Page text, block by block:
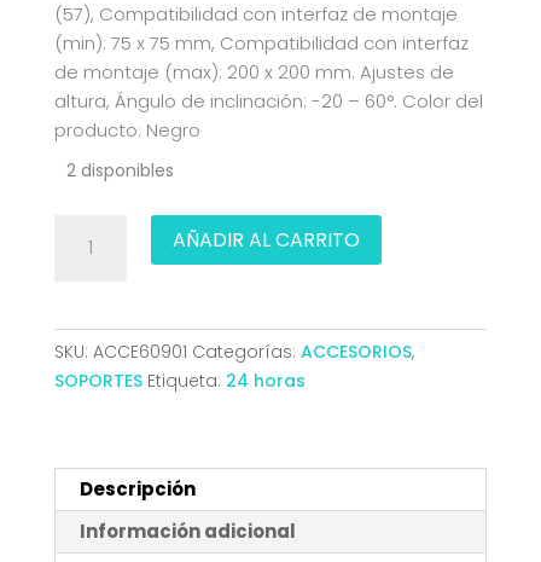
(57), Compatibilidad con interfaz de montaje
(min): 75 x 75 mm, Compatibilidad con interfaz
de montaje (max): 200 x 200 mm. Ajustes de
altura, Ángulo de inclinación: -20 – 60°. Color del
producto: Negro
2 disponibles
MONITOR
INCLI
27KG
NEGRO
AISENS
AÑADIR AL CARRITO
SKU: ACCE60901 Categorías: ACCESORIOS,
SOPORTES Etiqueta: 24 horas
Descripción
Información adicional